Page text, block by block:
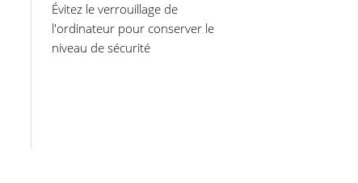
Évitez le verrouillage de
l'ordinateur pour conserver le
niveau de sécurité